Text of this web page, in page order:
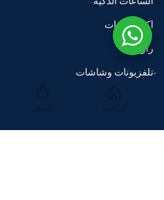
اكسسوارات
راوترات
تلفزيونات وشاشات